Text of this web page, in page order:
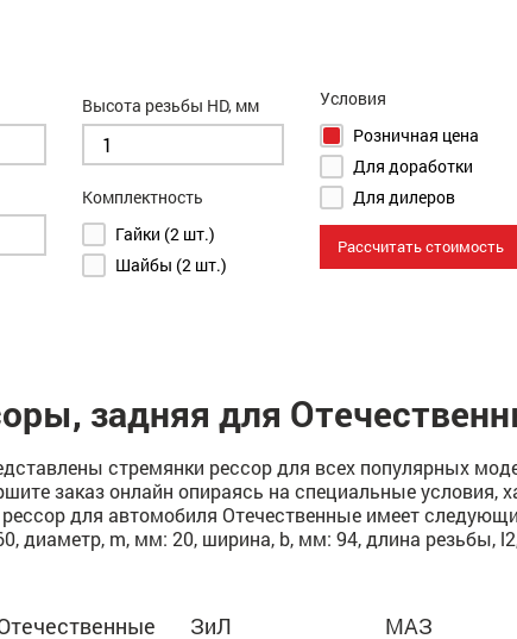
Высота резьбы HD, мм
Комплектность
Гайки (2 шт.)
Шайбы (2 шт.)
Условия
Розничная цена
Для доработки
Для дилеров
Рассчитать стоимость
задняя для
стремянки рессор для всех популярных
заказ онлайн опираясь на специальные условия,
для автомобиля Отечественные имеет
диаметр, m, мм: 20, ширина, b, мм: 94, длина резьбы,
ЗиЛ МАЗ